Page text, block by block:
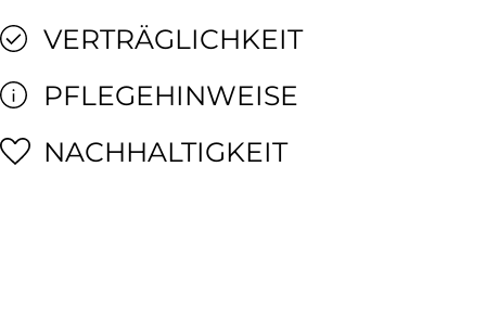
VERTRÄGLICHKEIT
PFLEGEHINWEISE
NACHHALTIGKEIT